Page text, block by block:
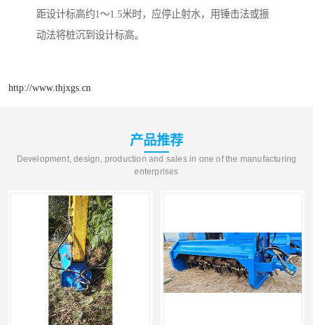
距设计标高约1～1.5米时，应停止射水，用锤击法或振
动法将桩沉到设计标高。
http://www.thjxgs.cn
产品推荐
Development, design, production and sales in one of the manufacturing
enterprises